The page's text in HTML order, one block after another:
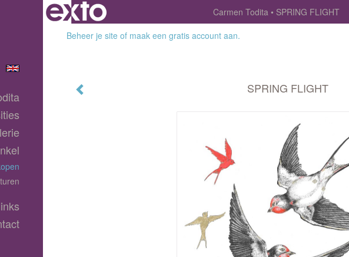
Carmen Todita
SPRING FLIGHT
Beheer je site of maak een gratis account aan.
SPRING FLIGHT